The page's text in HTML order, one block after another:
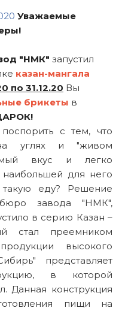
Уважаемые
"НМК" запустил
казан-мангала
по 31.12.20 Вы
брикеты в
с тем, что
углях и "живом
вкус и легко
для него
такую еду? Решение
бюро завода "НМК",
в серию Казан –
стал преемником
высокого
представляет
в которой
Данная конструкция
пищи на